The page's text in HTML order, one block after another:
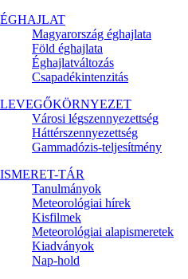
ÉGHAJLAT
Magyarország éghajlata
Föld éghajlata
Éghajlatváltozás
Csapadékintenzitás
LEVEGŐKÖRNYEZET
Városi légszennyezettség
Háttérszennyezettség
Gammadózis-teljesítmény
ISMERET-TÁR
Tanulmányok
Meteorológiai hírek
Kisfilmek
Meteorológiai alapismeretek
Kiadványok
Nap-hold